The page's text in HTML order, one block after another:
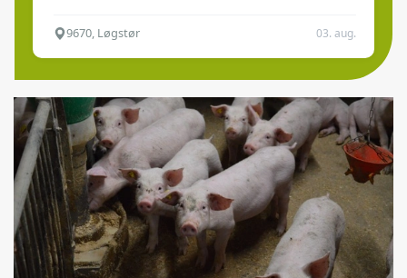
9670, Løgstør 03. aug.